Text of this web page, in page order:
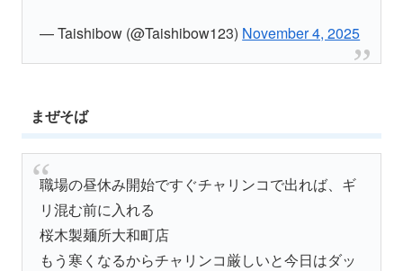
— Taishibow (@Taishibow123) November 4, 2025
まぜそば
職場の昼休み開始ですぐチャリンコで出れば、ギ
リ混む前に入れる
桜木製麺所大和町店
もう寒くなるからチャリンコ厳しいと今日はダッ